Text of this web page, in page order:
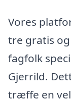
Vores
tre gratis
fagfolk
Gjerrild.
træffe en